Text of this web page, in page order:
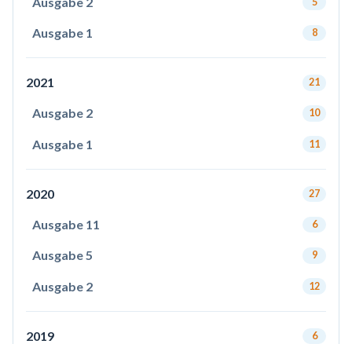
Ausgabe 1 8
2021 21
Ausgabe 2 10
Ausgabe 1 11
2020 27
Ausgabe 11 6
Ausgabe 5 9
Ausgabe 2 12
2019 6